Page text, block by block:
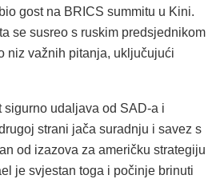
gost na BRICS summitu u Kini.
se susreo s ruskim predsjednikom
niz važnih pitanja, uključujući
udaljava od SAD-a i
strani jača suradnju i savez s
od izazova za američku strategiju
je svjestan toga i počinje brinuti